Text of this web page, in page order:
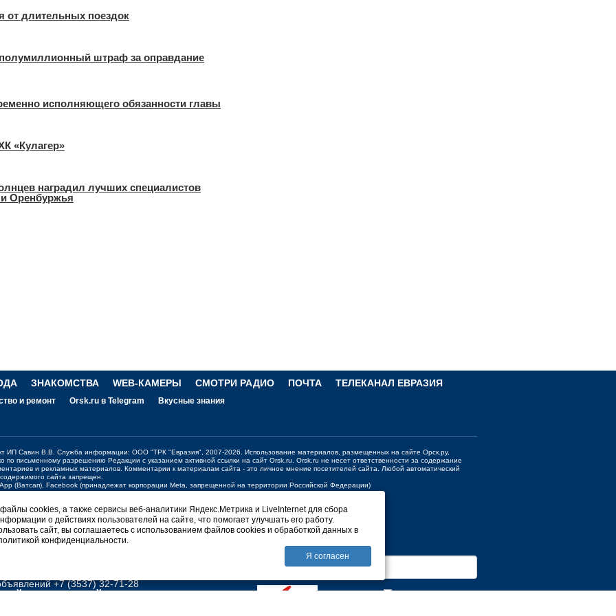
от длительных поездок
штраф за оправдание
исполняющего обязанности главы
«Кулагер»
наградил лучших специалистов
Оренбуржья
ЗНАКОМСТВА WEB-КАМЕРЫ СМОТРИ РАДИО ПОЧТА ТЕЛЕКАНАЛ ЕВРАЗИЯ
и ремонт Orsk.ru в Telegram Вкусные знания
ИП Савин В.В. Служба информации: ООО "ТРК "Евразия", 2007-2026. Использование материалов, размещенных на сайте Орск.ру,
по письменному разрешению Редакции с указанием активной ссылки на сайт Orsk.ru Orsk.ru не несет ответственности за содержание
и рекламных материалов. Комментарии к материалам сайта - это личное мнение посетителей сайта. Любой автоматический
сайта запрещен.
(Ватсап), Facebook (принадлежат корпорации Meta, запрещенной на территории Российской Федерации)
Orsk.ru
+7 (3537) 32-71-28
cookies, а также сервисы веб-аналитики Яндекс.Метрика и LiveInternet для сбора
о действиях пользователей на сайте, что помогает улучшать его работу.
сайт, вы соглашаетесь с использованием файлов cookies и обработкой данных в
конфиденциальности.
Я согласен